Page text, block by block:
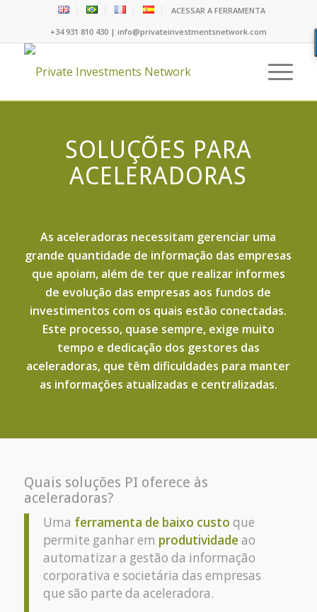
ACESSAR A FERRAMENTA
+34 931 810 430 | info@privateinvestmentsnetwork.com
SOLUÇÕES PARA
ACELERADORAS
As aceleradoras necessitam gerenciar uma
grande quantidade de informação das empresas
que apoiam, além de ter que realizar informes
de evolução das empresas aos fundos de
investimentos com os quais estão conectadas.
Este processo, quase sempre, exige muito
tempo e dedicação dos gestores das
aceleradoras, que têm dificuldades para manter
as informações atualizadas e centralizadas.
Quais soluções PI oferece às
aceleradoras?
Uma ferramenta de baixo custo que
permite ganhar em produtividade ao
automatizar a gestão da informação
corporativa e societária das empresas
que são parte da aceleradora.